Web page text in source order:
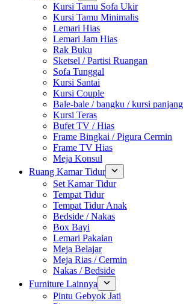
Kursi Tamu Sofa Ukir
Kursi Tamu Minimalis
Lemari Hias
Lemari Jam Hias
Rak Buku
Sketsel / Partisi Ruangan
Sofa Tunggal
Kursi Santai
Kursi Couple
Bale-bale / bangku / kursi panjang
Kursi Teras
Bufet TV / Hias
Frame Bingkai / Pigura Cermin
Frame TV Hias
Meja Konsul
Ruang Kamar Tidur
Set Kamar Tidur
Tempat Tidur
Tempat Tidur Anak
Bedside / Nakas
Box Bayi
Lemari Pakaian
Meja Belajar
Meja Rias / Cermin
Nakas / Bedside
Furniture Lainnya
Pintu Gebyok Jati